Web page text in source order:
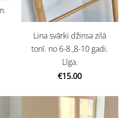
Lina svārki džinsa zilā
tonī. no 6-8.,8-10 gadi.
Līga.
€15.00